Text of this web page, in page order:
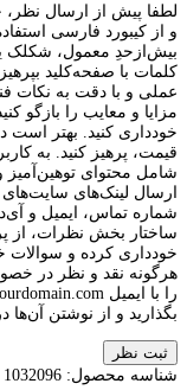
لطفا پیش از ارسال نظر،
بیش‌از‌حدِ معمول، شکلک
کلمات با صفحه‌کلید
عملی و با دقت به نکات
مزایا و معایب را بازگو
خودداری کنید. بهتر است
قیمت، پرهیز کنید. به
شامل محتوای
ارسال لینک‌های
شماره تماس، ایمیل و
ساختار بخش نظرات، از
خودداری کرده و
هرگونه نقد و نظر در
بگذارید و از نوشتن
ثبت نظر
شناسه محصول: 1032096